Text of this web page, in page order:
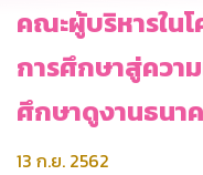
คณะผู้บริหารใ
การศึกษาสู่ควา
ศึกษาดูงานธนา
13 ก.ย. 2562